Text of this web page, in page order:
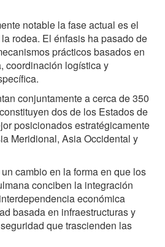
notable la fase actual es el
rodea. El énfasis ha pasado de
prácticos basados en
coordinación logística y
conjuntamente a cerca de 350
dos de los Estados de
posicionados estratégicamente
Meridional, Asia Occidental y
cambio en la forma en que los
conciben la integración
económica
basada en infraestructuras y
que trascienden las